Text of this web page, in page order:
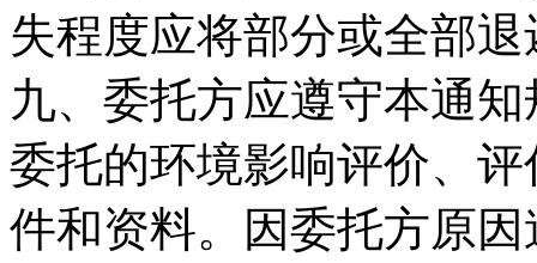
失程度应将部分或全部
九、委托方应遵守本通
委托的环境影响评价、
件和资料。因委托方原